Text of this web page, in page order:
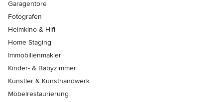
Garagentore
Fotografen
Heimkino & Hifi
Home Staging
Immobilienmakler
Kinder- & Babyzimmer
Künstler & Kunsthandwerk
Möbelrestaurierung